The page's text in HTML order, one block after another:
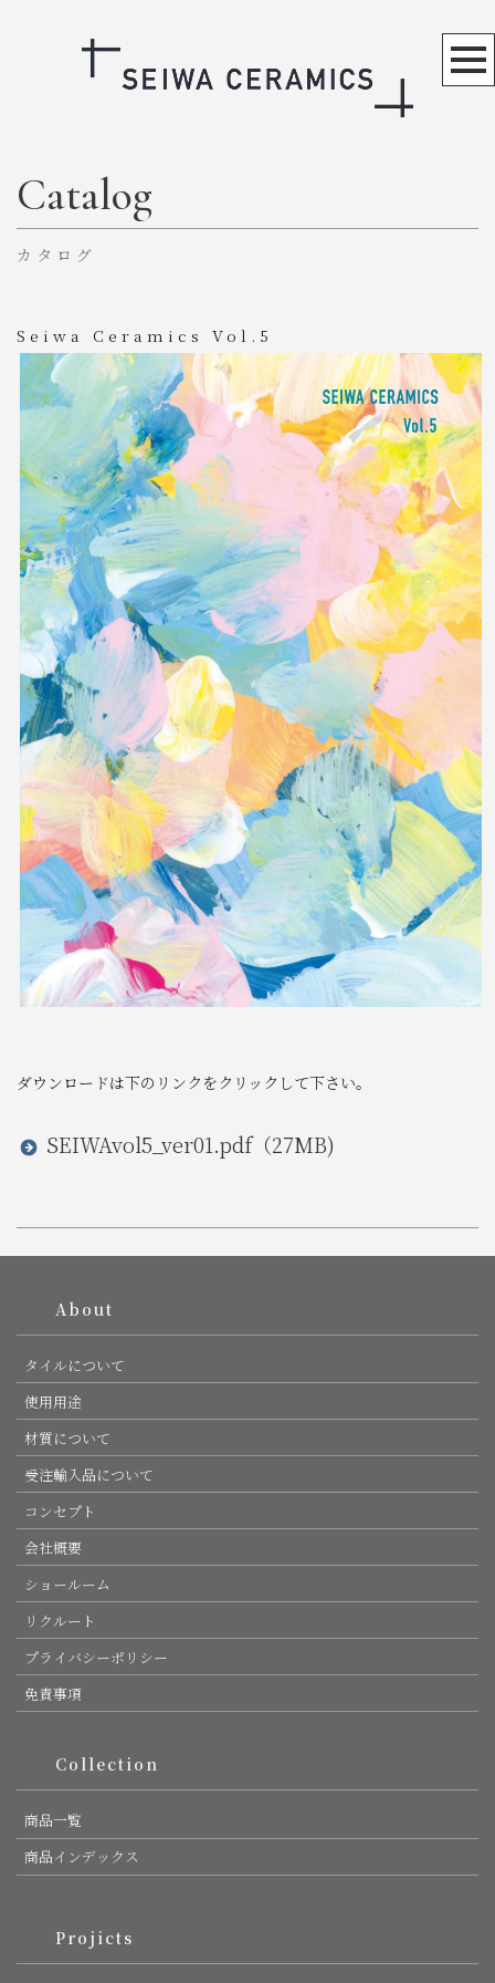
Catalog
カタログ
Seiwa Ceramics Vol.5
ダウンロードは下のリンクをクリックして下さい。
SEIWAvol5_ver01.pdf（27MB)
About
タイルについて
使用用途
材質について
受注輸入品について
コンセプト
会社概要
ショールーム
リクルート
プライバシーポリシー
免責事項
Collection
商品一覧
商品インデックス
Projicts